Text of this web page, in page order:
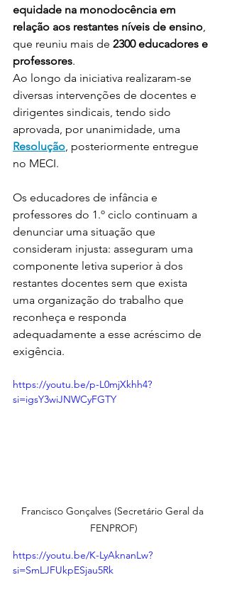
equidade na monodocência em
relação aos restantes níveis de ensino,
que reuniu mais de 2300 educadores e
professores.
Ao longo da iniciativa realizaram-se
diversas intervenções de docentes e
dirigentes sindicais, tendo sido
aprovada, por unanimidade, uma
Resolução, posteriormente entregue
no MECI.
Os educadores de infância e
professores do 1.º ciclo continuam a
denunciar uma situação que
consideram injusta: asseguram uma
componente letiva superior à dos
restantes docentes sem que exista
uma organização do trabalho que
reconheça e responda
adequadamente a esse acréscimo de
exigência.
https://youtu.be/p-L0mjXkhh4?
si=igsY3wiJNWCyFGTY
Francisco Gonçalves (Secretário Geral da
FENPROF)
https://youtu.be/K-LyAknanLw?
si=SmLJFUkpESjau5Rk